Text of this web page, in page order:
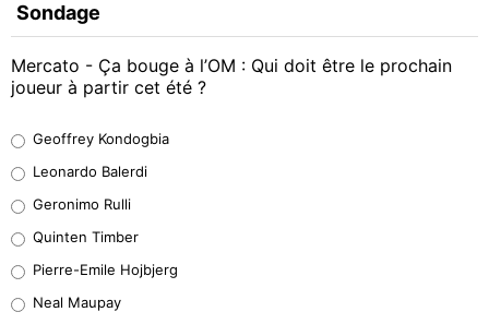
Sondage
Mercato - Ça bouge à l’OM : Qui doit être le prochain
joueur à partir cet été ?
38%
32%
5%
Geoffrey Kondogbia
Leonardo Balerdi
Geronimo Rulli
Quinten Timber
Pierre-Emile Hojbjerg
Neal Maupay